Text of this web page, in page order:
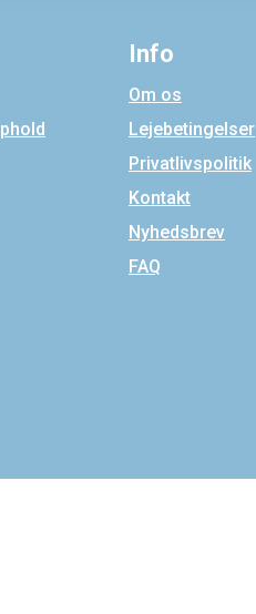
Info
Om os
Lejebetingelser
Privatlivspolitik
Kontakt
Nyhedsbrev
FAQ